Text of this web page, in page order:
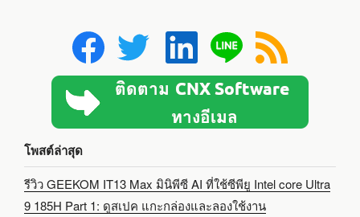
โพสต์ล่าสุด
รีวิว GEEKOM IT13 Max มินิพีซี AI ที่ใช้ซีพียู Intel core Ultra
9 185H Part 1: ดูสเปค แกะกล่องและลองใช้งาน